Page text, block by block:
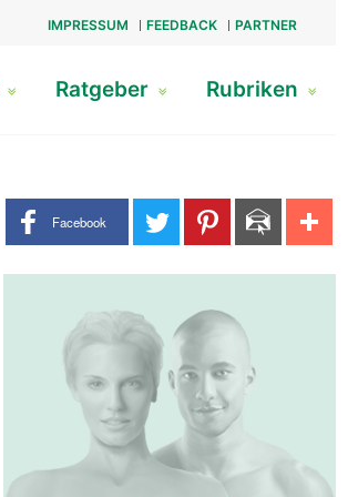
IMPRESSUM FEEDBACK PARTNER
Ratgeber Rubriken
Share buttons
Facebook